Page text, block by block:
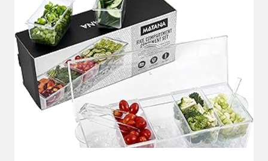
BEILAGENBEHÄLTER
MIT
DECKEL,
BAR
COCKTAIL
ZUTATENBEH…